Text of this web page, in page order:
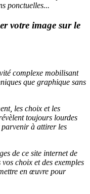
ponctuelles...
votre image sur le
complexe mobilisant
que graphique sans
les choix et les
toujours lourdes
à attirer les
de ce site internet de
choix et des exemples
en œuvre pour